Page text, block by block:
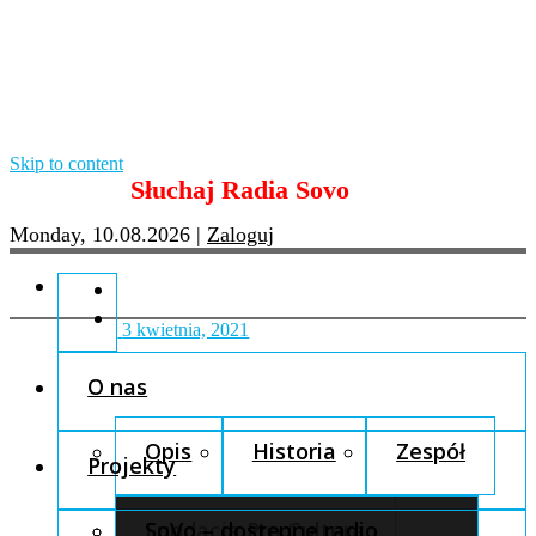
Skip to content
Słuchaj Radia Sovo
Monday, 10.08.2026 | Zaloguj
O nas
Opis Historia Zespół
Fundacja Pro Cultura
Projekty
SoVo – dostępne radio
3 kwietnia, 2021